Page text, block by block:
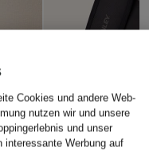
Cookies und andere Web-
nutzen wir und unsere
und unser
interessante Werbung auf